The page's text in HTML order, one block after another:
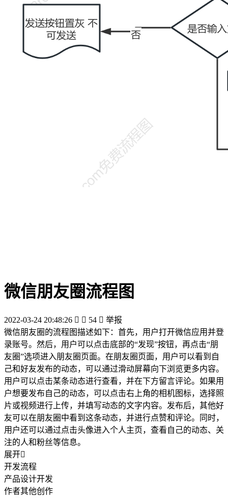
微信朋友圈流程图
2022-03-24 20:48:26   54  举报
微信朋友圈的流程图描述如下：首先，用户打开微信应用并登
录账号。然后，用户可以点击底部的“发现”按钮，再点击“朋
友圈”选项进入朋友圈页面。在朋友圈页面，用户可以看到自
己和好友发布的动态，可以通过滑动屏幕向下浏览更多内容。
用户可以点击某条动态进行查看，并在下方留言评论。如果用
户想要发布自己的动态，可以点击右上角的相机图标，选择照
片或视频进行上传，并填写动态的文字内容。发布后，其他好
友可以在朋友圈中看到这条动态，并进行点赞和评论。同时，
用户还可以通过点击头像进入个人主页，查看自己的动态、关
注的人和粉丝等信息。
展开
开发流程
产品设计开发
作者其他创作